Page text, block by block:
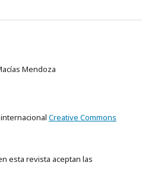
Mendoza
Creative Commons
esta revista aceptan las